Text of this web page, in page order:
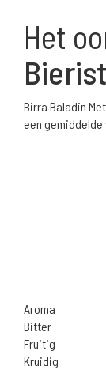
Het
Birra Baladin
een gemiddelde
Aroma
Bitter
Fruitig
Kruidig